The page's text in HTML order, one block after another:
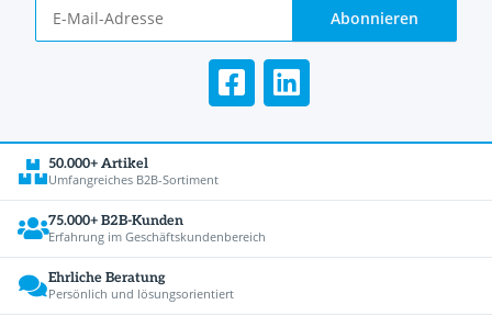
Abonnieren
50.000+ Artikel
Umfangreiches B2B-Sortiment
75.000+ B2B-Kunden
Erfahrung im Geschäftskundenbereich
Ehrliche Beratung
Persönlich und lösungsorientiert